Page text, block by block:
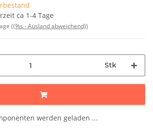
ca 1-4 Tage
((%s - Ausland abweichend))
Stk
werden geladen ...